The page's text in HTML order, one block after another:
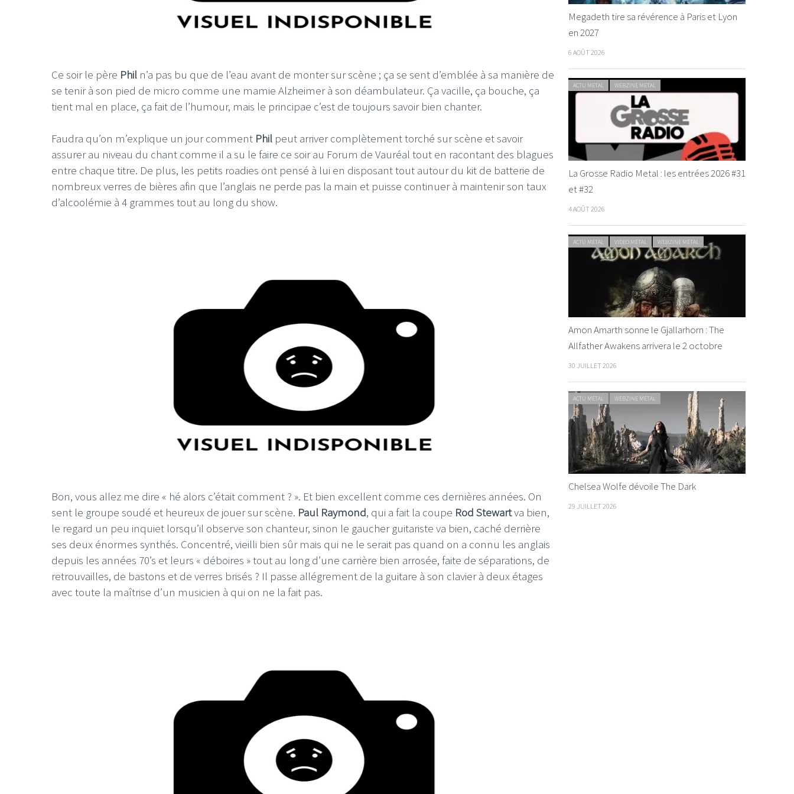
Ce soir le père Phil n’a pas bu que de l’eau avant de monter sur scène ; ça se sent d’emblée à sa manière de
se tenir à son pied de micro comme une mamie Alzheimer à son déambulateur. Ça vacille, ça bouche, ça
tient mal en place, ça fait de l’humour, mais le principae c’est de toujours savoir bien chanter.
Faudra qu’on m’explique un jour comment Phil peut arriver complètement torché sur scène et savoir
assurer au niveau du chant comme il a su le faire ce soir au Forum de Vauréal tout en racontant des blagues
entre chaque titre. De plus, les petits roadies ont pensé à lui en disposant tout autour du kit de batterie de
nombreux verres de bières afin que l’anglais ne perde pas la main et puisse continuer à maintenir son taux
d’alcoolémie à 4 grammes tout au long du show.
Bon, vous allez me dire « hé alors c’était comment ? ». Et bien excellent comme ces dernières années. On
sent le groupe soudé et heureux de jouer sur scène. Paul Raymond, qui a fait la coupe Rod Stewartva bien,
le regard un peu inquiet lorsqu’il observe son chanteur, sinon le gaucher guitariste va bien, caché derrière
ses deux énormes synthés. Concentré, vieilli bien sûr mais qui ne le serait pas quand on a connu les anglais
depuis les années 70’s et leurs « déboires » tout au long d’une carrière bien arrosée, faite de séparations, de
retrouvailles, de bastons et de verres brisés ? Il passe allégrement de la guitare à son clavier à deux étages
avec toute la maîtrise d’un musicien à qui on ne la fait pas.
Megadeth tire sa révérence à Paris et Lyon
en 2027
6 AOÛT 2026
ACTU METAL WEBZINE METAL
La Grosse Radio Metal : les entrées 2026 #31
et #32
4 AOÛT 2026
ACTU METAL VIDEO METAL WEBZINE METAL
Amon Amarth sonne le Gjallarhorn : The
Allfather Awakens arrivera le 2 octobre
30 JUILLET 2026
ACTU METAL WEBZINE METAL
Chelsea Wolfe dévoile The Dark
29 JUILLET 2026